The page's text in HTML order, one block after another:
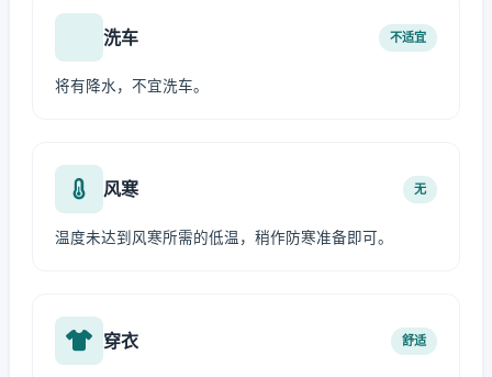
洗车 不适宜
将有降水，不宜洗车。
风寒 无
温度未达到风寒所需的低温，稍作防寒准备即可。
穿衣 舒适